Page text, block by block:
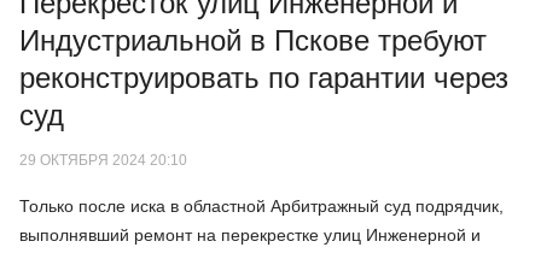
Индустриальной в Пскове требуют
реконструировать по гарантии через
суд
29 ОКТЯБРЯ 2024 20:10
Только после иска в областной Арбитражный суд подрядчик,
выполнявший ремонт на перекрестке улиц Инженерной и